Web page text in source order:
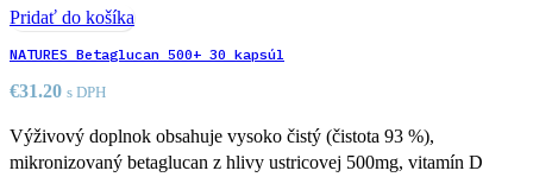
Pridať do košíka
NATURES Betaglucan 500+ 30 kapsúl
€31.20 s DPH
Výživový doplnok obsahuje vysoko čistý (čistota 93 %),
mikronizovaný betaglucan z hlivy ustricovej 500mg, vitamín D